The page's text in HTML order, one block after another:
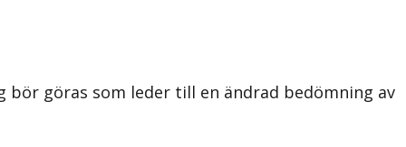
göras som leder till en ändrad bedömning av